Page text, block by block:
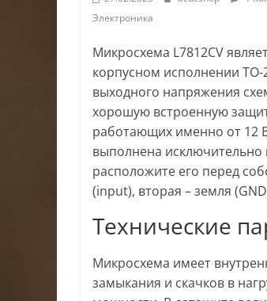
Электроника
Микросхема L7812CV
корпусном исполнении
выходного напряжения
хорошую встроенную
работающих именно от 12
выполнена исключительно
расположите его перед
(input), вторая – земля
Технические
Микросхема имеет
замыкания и скачков в